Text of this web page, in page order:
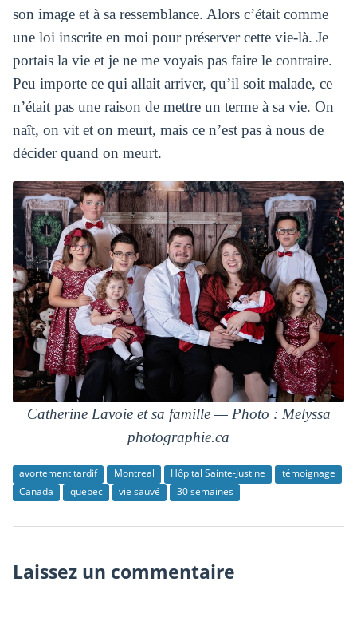
son image et à sa ressemblance. Alors c’était comme
une loi inscrite en moi pour préserver cette vie-là. Je
portais la vie et je ne me voyais pas faire le contraire.
Peu importe ce qui allait arriver, qu’il soit malade, ce
n’était pas une raison de mettre un terme à sa vie. On
naît, on vit et on meurt, mais ce n’est pas à nous de
décider quand on meurt.
Catherine Lavoie et sa famille —Photo : Melyssa
photographie.ca
avortement tardif Montreal Hôpital Sainte-Justine
témoignage
Canada
quebec vie sauvé 30 semaines
Laissez un commentaire